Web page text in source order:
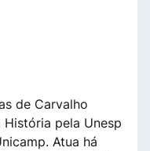
de Carvalho
pela Unesp
Atua há